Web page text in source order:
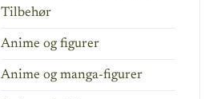
Tilbehør
Anime og figurer
Anime og manga-figurer